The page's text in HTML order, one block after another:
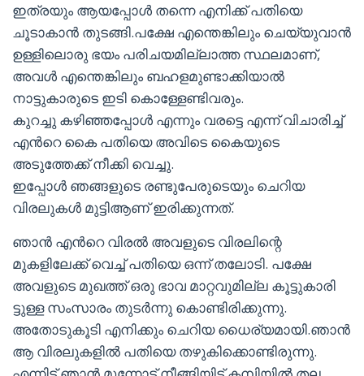
ഇത്രയും ആയപ്പോൾ തന്നെ എനിക്ക് പതിയെ
ചൂടാകാൻ തുടങ്ങി.പക്ഷേ എന്തെങ്കിലും ചെയ്യുവാൻ
ഉള്ളിലൊരു ഭയം പരിചയമില്ലാത്ത സ്ഥലമാണ്,
അവൾ എന്തെങ്കിലും ബഹളമുണ്ടാക്കിയാൽ
നാട്ടുകാരുടെ ഇടി കൊള്ളേണ്ടിവരും.
കുറച്ചു കഴിഞ്ഞപ്പോൾ എന്നും വരട്ടെ എന്ന് വിചാരിച്ച്
എൻറെ കൈ പതിയെ അവിടെ കൈയുടെ
അടുത്തേക്ക് നീക്കി വെച്ചു.
ഇപ്പോൾ ഞങ്ങളുടെ രണ്ടുപേരുടെയും ചെറിയ
വിരലുകൾ മുട്ടിആണ് ഇരിക്കുന്നത്.
ഞാൻ എൻറെ വിരൽ അവളുടെ വിരലിന്റെ
മുകളിലേക്ക് വെച്ച് പതിയെ ഒന്ന് തലോടി. പക്ഷേ
അവളുടെ മുഖത്ത് ഒരു ഭാവ മാറ്റവുമില്ല കൂട്ടുകാരി
ട്ടുള്ള സംസാരം തുടർന്നു കൊണ്ടിരിക്കുന്നു.
അതോടുകൂടി എനിക്കും ചെറിയ ധൈര്യമായി.ഞാൻ
ആ വിരലുകളിൽ പതിയെ തഴുകിക്കൊണ്ടിരുന്നു.